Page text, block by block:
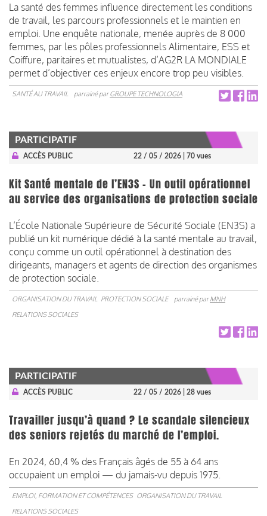
La santé des femmes influence directement les conditions
de travail, les parcours professionnels et le maintien en
emploi. Une enquête nationale, menée auprès de 8 000
femmes, par les pôles professionnels Alimentaire, ESS et
Coiffure, paritaires et mutualistes, d’AG2R LA MONDIALE
permet d’objectiver ces enjeux encore trop peu visibles.
SANTÉ AU TRAVAIL parrainé parGROUPE TECHNOLOGIA
PARTICIPATIF
ACCÈS PUBLIC 22 / 05 / 2026 | 70 vues
Kit Santé mentale de l’EN3S – Un outil opérationnel
au service des organisations de protection sociale
L’École Nationale Supérieure de Sécurité Sociale (EN3S) a
publié un kit numérique dédié à la santé mentale au travail,
conçu comme un outil opérationnel à destination des
dirigeants, managers et agents de direction des organismes
de protection sociale.
ORGANISATION DU TRAVAIL PROTECTION SOCIALE parrainé parMNH
RELATIONS SOCIALES
PARTICIPATIF
ACCÈS PUBLIC 22 / 05 / 2026 | 28 vues
Travailler jusqu’à quand ? Le scandale silencieux
des seniors rejetés du marché de l’emploi.
En 2024, 60,4 % des Français âgés de 55 à 64 ans
occupaient un emploi — du jamais-vu depuis 1975.
EMPLOI, FORMATION ET COMPÉTENCES ORGANISATION DU TRAVAIL
RELATIONS SOCIALES